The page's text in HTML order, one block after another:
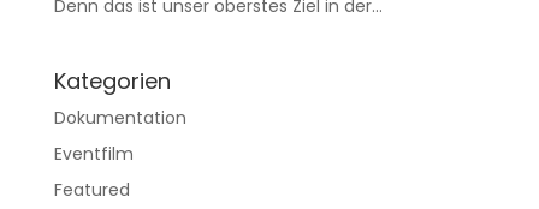
Denn das ist unser oberstes Ziel in der...
Kategorien
Dokumentation
Eventfilm
Featured